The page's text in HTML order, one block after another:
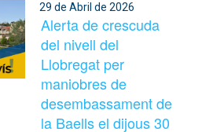
29 de Abril de 2026
Alerta de crescuda
del nivell del
Llobregat per
maniobres de
desembassament de
la Baells el dijous 30